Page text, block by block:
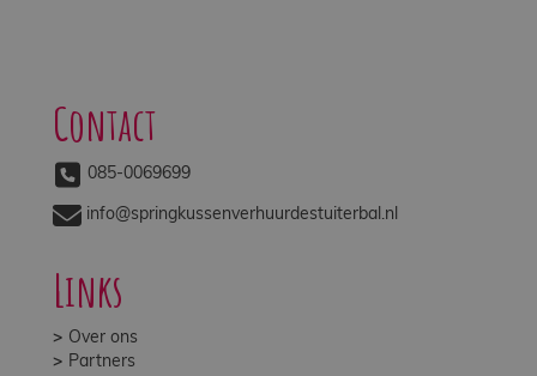
Contact
085-0069699
info@springkussenverhuurdestuiterbal.nl
Links
Over ons
Partners